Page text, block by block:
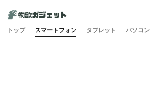
トップ スマートフォン タブレット パソコ